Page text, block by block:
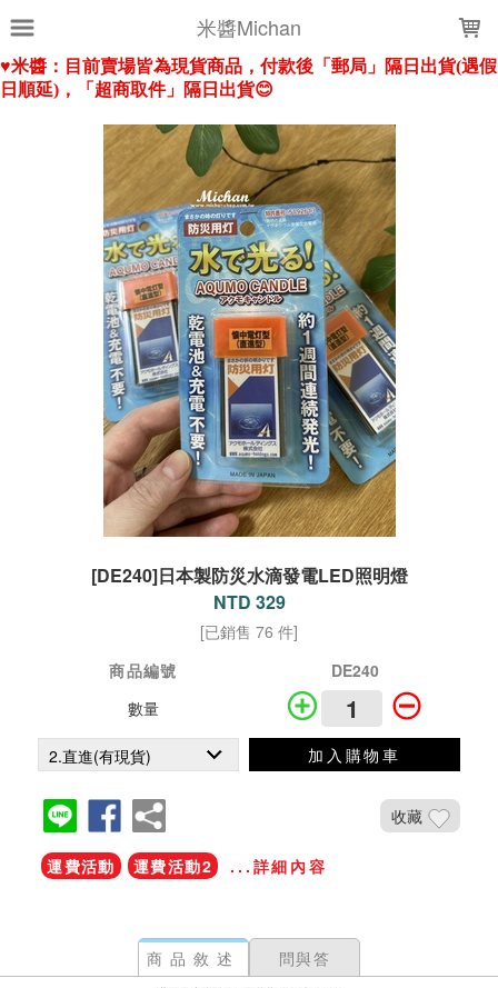
米醬Michan
[DE240]日本製防災水滴發電LED照明燈
NTD 329
[已銷售 76 件]
商品編號
DE240
數量
加入購物車
收藏
運費活動 運費活動2 ...詳細內容
商品敘述 問與答